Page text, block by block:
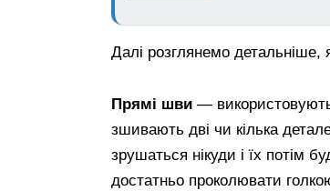
Далі розглянемо детальніше,
Прямі шви —
зшивають дві чи кілька
зрушаться нікуди і їх потім
достатньо проколювати